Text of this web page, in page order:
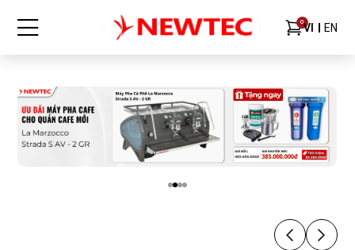
0VI EN